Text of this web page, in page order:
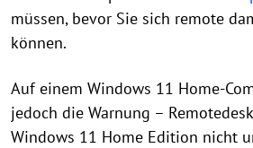
müssen, bevor Sie sich remote
können.
Auf einem Windows 11 Home-
jedoch die Warnung –
Windows 11 Home Edition nicht